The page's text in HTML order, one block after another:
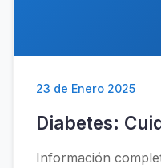
23 de Enero 2025
Diabetes:
Información